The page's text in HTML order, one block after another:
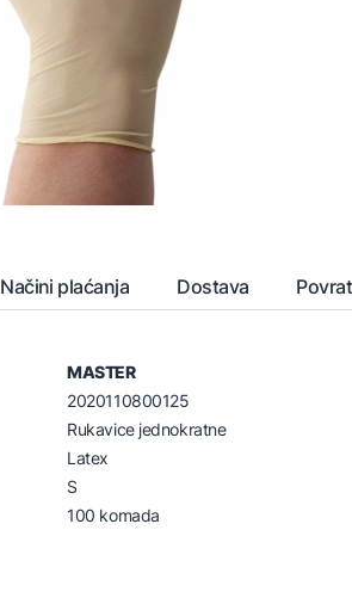
Načini plaćanja Dostava Povrat
MASTER
2020110800125
Rukavice jednokratne
Latex
S
100 komada